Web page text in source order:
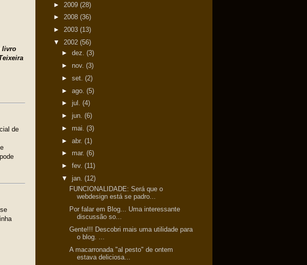
livro
de
► 2009 (28)
► 2008 (36)
► 2003 (13)
▼ 2002 (56)
► dez. (3)
► nov. (3)
► set. (2)
► ago. (5)
► jul. (4)
► jun. (6)
► mai. (3)
► abr. (1)
► mar. (6)
► fev. (11)
▼ jan. (12)
FUNCIONALIDADE: Será que o
webdesign está se padro...
Por falar em Blog... Uma interessante
discussão so...
Gente!!! Descobri mais uma utilidade para
o blog. ...
A macarronada "al pesto" de ontem
estava deliciosa...